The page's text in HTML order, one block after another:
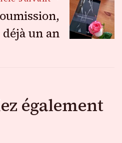
déjà un an
également